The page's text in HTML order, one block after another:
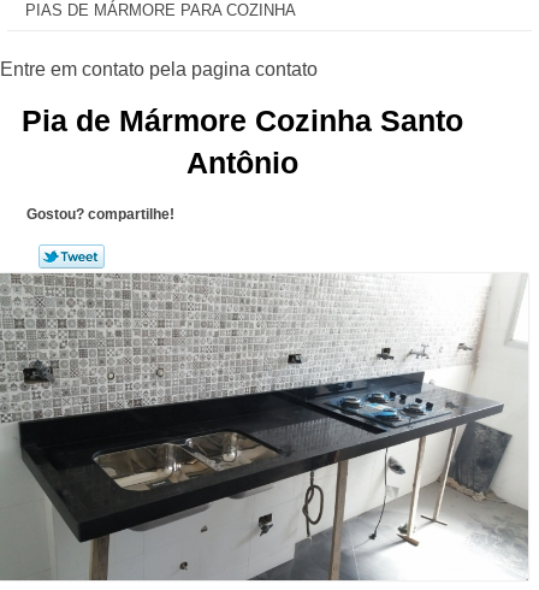
PIAS DE MÁRMORE PARA COZINHA
Pia de Mármore Cozinha Santo
Antônio
Gostou? compartilhe!